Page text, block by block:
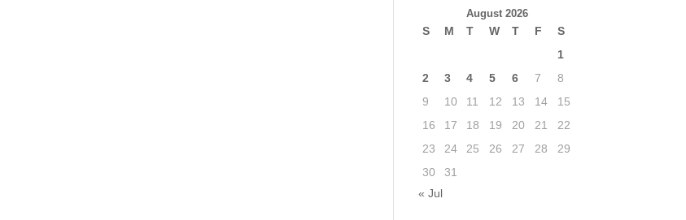
August 2026
S M T W T F
S
1
2
3 4 5 6 7
8
9
10 11 12 13 14
15
16
17 18 19 20 21
22
23
24 25 26 27 28
29
30
31
« Jul